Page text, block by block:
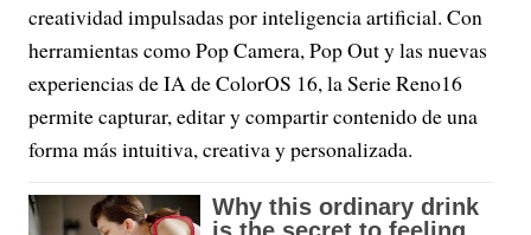
creatividad impulsadas por inteligencia artificial. Con
herramientas como Pop Camera, Pop Out y las nuevas
experiencias de IA de ColorOS 16, la Serie Reno16
permite capturar, editar y compartir contenido de una
forma más intuitiva, creativa y personalizada.